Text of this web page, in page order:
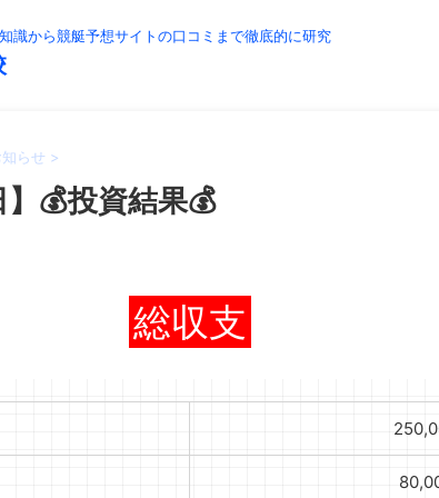
識から競艇予想サイトの口コミまで徹底的に研究
らせ >
】💰投資結果💰
総収支